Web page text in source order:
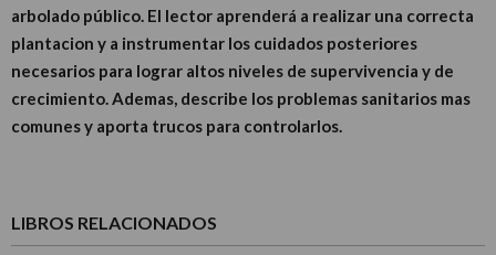
arbolado público. El lector aprenderá a realizar una correcta
plantacion y a instrumentar los cuidados posteriores
necesarios para lograr altos niveles de supervivencia y de
crecimiento. Ademas, describe los problemas sanitarios mas
comunes y aporta trucos para controlarlos.
LIBROS RELACIONADOS